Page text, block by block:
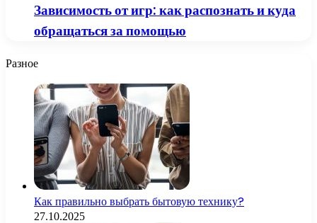
Зависимость от игр: как распознать и куда
обращаться за помощью
Разное
Как правильно выбрать бытовую технику?
27.10.2025